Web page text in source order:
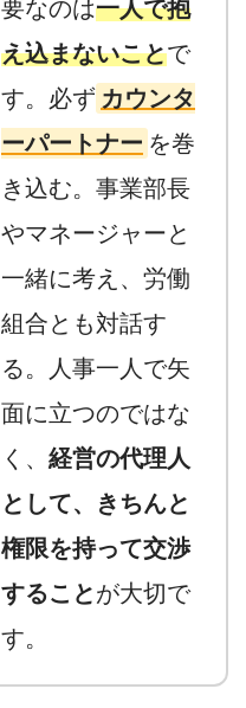
要なのは一人で抱
え込まないことで
す。必ず カウンタ
ーパートナー を巻
き込む。事業部長
やマネージャーと
一緒に考え、労働
組合とも対話す
る。人事一人で矢
面に立つのではな
く、 経営の代理人
として、きちんと
権限を持って交渉
することが大切で
す。